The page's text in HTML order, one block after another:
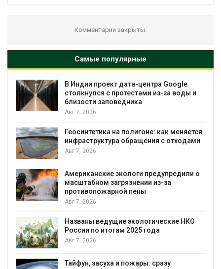
Комментарии закрыты.
Самые популярные
В Индии проект дата-центра Google
столкнулся с протестами из-за воды и
близости заповедника
Авг 7, 2026
Геосинтетика на полигоне: как меняется
инфраструктура обращения с отходами
Авг 7, 2026
Американские экологи предупредили о
масштабном загрязнении из-за
противопожарной пены
Авг 7, 2026
Названы ведущие экологические НКО
России по итогам 2025 года
Авг 7, 2026
Тайфун, засуха и пожары: сразу